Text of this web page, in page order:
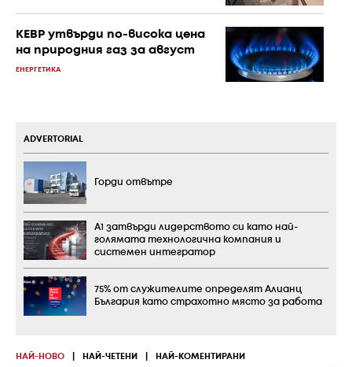
КЕВР утвърди по-висока цена
на природния газ за август
ЕНЕРГЕТИКА
НАЙ-НОВО НАЙ-ЧЕТЕНИ НАЙ-КОМЕНТИРАНИ
ADVERTORIAL
Горди отвътре
А1 затвърди лидерството си като най-
голямата технологична компания и
системен интегратор
75% от служителите определят Алианц
България като страхотно място за работа